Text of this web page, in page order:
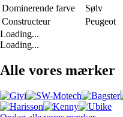
Dominerende farve
Sølv
Constructeur
Peugeot
Loading...
Loading...
Alle vores mærker